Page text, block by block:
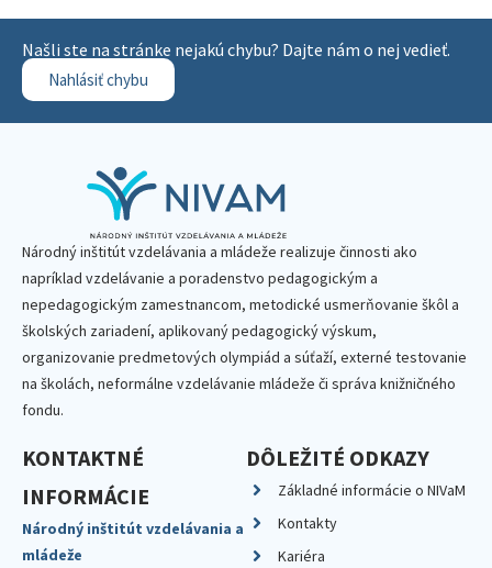
Našli ste na stránke nejakú chybu? Dajte nám o nej vedieť.
Nahlásiť chybu
Národný inštitút vzdelávania a mládeže realizuje činnosti ako
napríklad vzdelávanie a poradenstvo pedagogickým a
nepedagogickým zamestnancom, metodické usmerňovanie škôl a
školských zariadení, aplikovaný pedagogický výskum,
organizovanie predmetových olympiád a súťaží, externé testovanie
na školách, neformálne vzdelávanie mládeže či správa knižničného
fondu.
KONTAKTNÉ
INFORMÁCIE
Národný inštitút vzdelávania a
mládeže
DÔLEŽITÉ ODKAZY
Základné informácie o NIVaM
Kontakty
Kariéra